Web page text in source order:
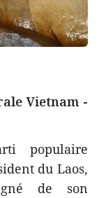
Vietnam -
populaire
du Laos,
de son